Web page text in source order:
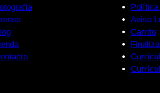
Aviso
Carrito